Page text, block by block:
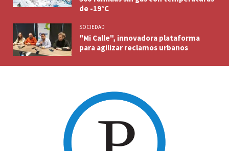
de -19°C
SOCIEDAD
"Mi Calle", innovadora plataforma
para agilizar reclamos urbanos